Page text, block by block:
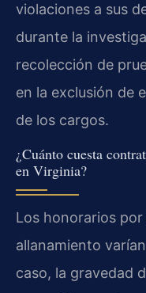
violaciones a sus
durante la
recolección de
en la exclusión de
de los cargos.
¿Cuánto cuesta
en Virginia?
Los honorarios
allanamiento
caso, la gravedad